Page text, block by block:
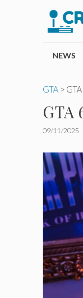
conteúdo
NEWS
GTA >
GTA
09/11/2025